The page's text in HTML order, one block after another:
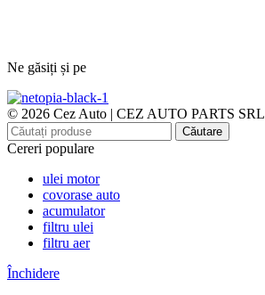
Ne găsiți și pe
© 2026 Cez Auto | CEZ AUTO PARTS SRL
Căutare
Cereri populare
ulei motor
covorase auto
acumulator
filtru ulei
filtru aer
Închidere